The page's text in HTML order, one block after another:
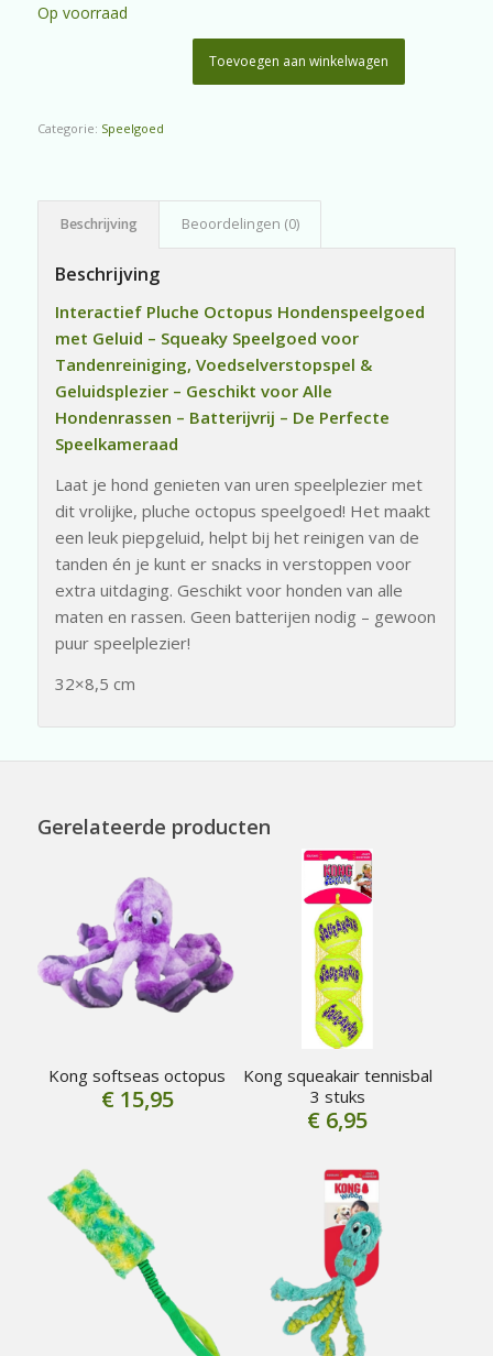
Op voorraad
Toevoegen aan winkelwagen
Categorie: Speelgoed
Beschrijving Beoordelingen (0)
Beschrijving
Interactief Pluche Octopus Hondenspeelgoed
met Geluid – Squeaky Speelgoed voor
Tandenreiniging, Voedselverstopspel &
Geluidsplezier – Geschikt voor Alle
Hondenrassen – Batterijvrij – De Perfecte
Speelkameraad
Laat je hond genieten van uren speelplezier met
dit vrolijke, pluche octopus speelgoed! Het maakt
een leuk piepgeluid, helpt bij het reinigen van de
tanden én je kunt er snacks in verstoppen voor
extra uitdaging. Geschikt voor honden van alle
maten en rassen. Geen batterijen nodig – gewoon
puur speelplezier!
32×8,5 cm
Gerelateerde producten
Kong softseas octopus
€15,95
Kong squeakair tennisbal
3 stuks
€ 6,95